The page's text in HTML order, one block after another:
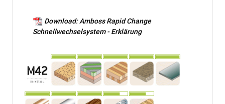
Download: Amboss Rapid Change
Schnellwechselsystem - Erklärung